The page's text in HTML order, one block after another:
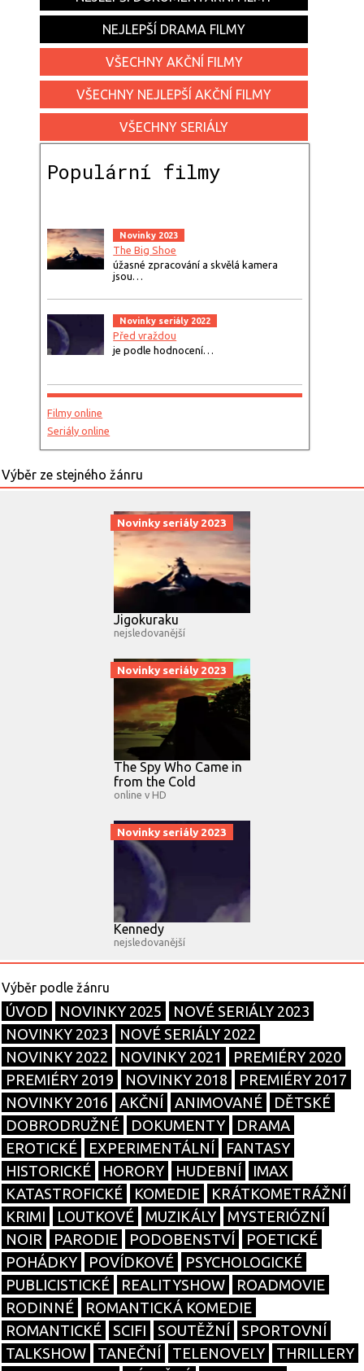
NEJLEPŠÍ DRAMA FILMY
VŠECHNY AKČNÍ FILMY
VŠECHNY NEJLEPŠÍ AKČNÍ FILMY
VŠECHNY SERIÁLY
Populární filmy
Novinky 2023
The Big Shoe
úžasné zpracování a skvělá kamera
jsou…
Novinky seriály 2022
Před vraždou
je podle hodnocení…
Filmy online
Seriály online
Novinky seriály 2023
Jigokuraku
nejsledovanější
Novinky seriály 2023
The Spy Who Came in
from the Cold
online v HD
Novinky seriály 2023
Kennedy
nejsledovanější
ÚVOD NOVINKY 2025
NOVÉ SERIÁLY 2023
NOVINKY 2023
NOVÉ SERIÁLY 2022
NOVINKY 2022
NOVINKY 2021
PREMIÉRY 2020
PREMIÉRY 2019
NOVINKY 2018
PREMIÉRY 2017
NOVINKY 2016
AKČNÍ ANIMOVANÉ
DĚTSKÉ
DOBRODRUŽNÉ
DOKUMENTY
DRAMA
EROTICKÉ
EXPERIMENTÁLNÍ
FANTASY
HISTORICKÉ
HORORY HUDEBNÍ
IMAX
KATASTROFICKÉ
KOMEDIE
KRÁTKOMETRÁŽNÍ
KRIMI
LOUTKOVÉ MUZIKÁLY
MYSTERIÓZNÍ
NOIR
PARODIE PODOBENSTVÍ
POETICKÉ
POHÁDKY
POVÍDKOVÉ
PSYCHOLOGICKÉ
PUBLICISTICKÉ
REALITYSHOW
ROADMOVIE
RODINNÉ
ROMANTICKÁ KOMEDIE
ROMANTICKÉ
SCIFI SOUTĚŽNÍ
SPORTOVNÍ
TALKSHOW
TANEČNÍ TELENOVELY
THRILLERY